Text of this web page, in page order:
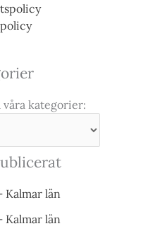
våra kategorier:
Kalmar län
Kalmar län